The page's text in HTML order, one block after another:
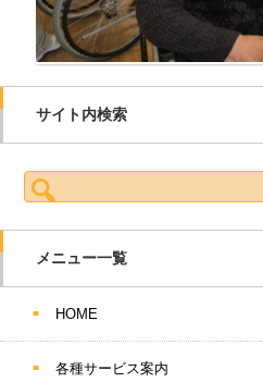
サイト内検索
検索:
メニュー一覧
HOME
各種サービス案内